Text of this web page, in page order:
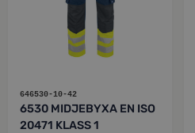
646530-10-42
6530 MIDJEBYXA EN ISO
20471 KLASS 1